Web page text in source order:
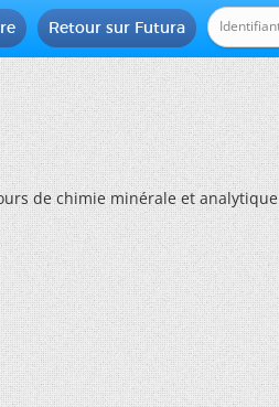
Retour sur Futura
de chimie minérale et analytique